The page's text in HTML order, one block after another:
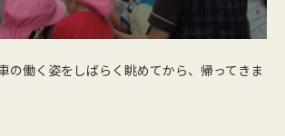
の働く姿をしばらく眺めてから、帰ってきま